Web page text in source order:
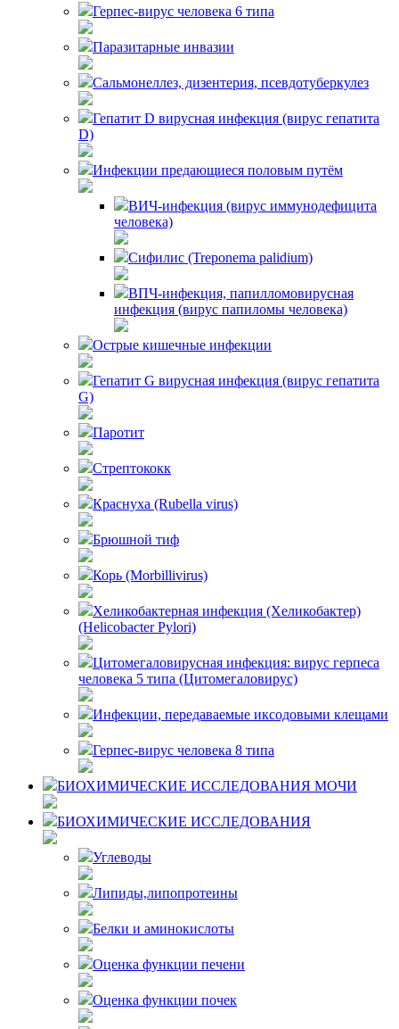
Герпес-вирус человека 6 типа
Паразитарные инвазии
Сальмонеллез, дизентерия, псевдотуберкулез
Гепатит D вирусная инфекция (вирус гепатита
D)
Инфекции предающиеся половым путём
ВИЧ-инфекция (вирус иммунодефицита
человека)
Сифилис (Treponema palidium)
ВПЧ-инфекция, папилломовирусная
инфекция (вирус папиломы человека)
Острые кишечные инфекции
Гепатит G вирусная инфекция (вирус гепатита
G)
Паротит
Стрептококк
Краснуха (Rubella virus)
Брюшной тиф
Корь (Morbillivirus)
Хеликобактерная инфекция (Хеликобактер)
(Helicobacter Pylori)
Цитомегаловирусная инфекция: вирус герпеса
человека 5 типа (Цитомегаловирус)
Инфекции, передаваемые иксодовыми клещами
Герпес-вирус человека 8 типа
БИОХИМИЧЕСКИЕ ИССЛЕДОВАНИЯ МОЧИ
БИОХИМИЧЕСКИЕ ИССЛЕДОВАНИЯ
Углеводы
Липиды,липопротеины
Белки и аминокислоты
Оценка функции печени
Оценка функции почек